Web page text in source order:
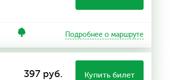
Подробнее о маршруте
397 руб. Купить билет